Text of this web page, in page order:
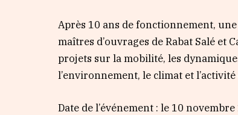
Après 10 ans de fonctionnement,
maîtres d’ouvrages de Rabat Salé et
projets sur la mobilité, les
l’environnement, le climat et
Date de l’événement : le 10